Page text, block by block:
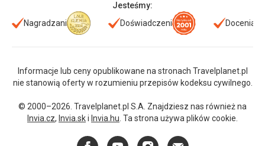
Jesteśmy:
Nagradzani
Doświadczeni Doceniani
Informacje lub ceny opublikowane na stronach Travelplanet.pl
nie stanowią oferty w rozumieniu przepisów kodeksu cywilnego.
© 2000–2026. Travelplanet.pl S.A. Znajdziesz nas również na
Invia.cz, Invia.ski Invia.hu . Ta strona używa plików cookie.